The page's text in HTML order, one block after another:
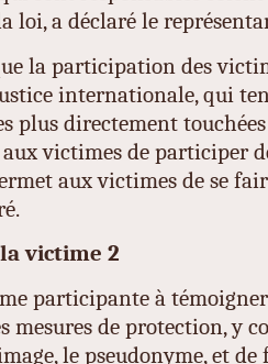
loi, a déclaré le
la participation des
internationale, qui
plus directement
aux victimes de participer
aux victimes de se
victime 2
participante à
mesures de protection, y
le pseudonyme, et de